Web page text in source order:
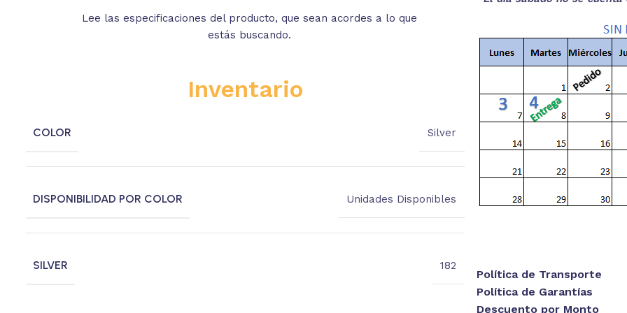
Lee las especificaciones del producto, que sean acordes a lo que
estás buscando.
Inventario
COLOR Silver
DISPONIBILIDAD POR COLOR Unidades Disponibles
SILVER 182
Política de Transporte
Política de Garantías
Descuento por Monto